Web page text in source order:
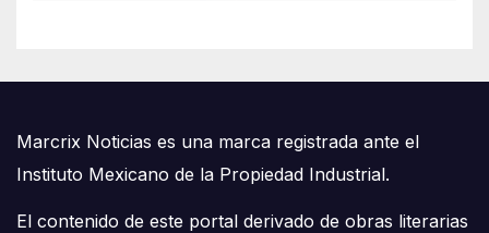
Marcrix Noticias es una marca registrada ante el
Instituto Mexicano de la Propiedad Industrial.
El contenido de este portal derivado de obras literarias